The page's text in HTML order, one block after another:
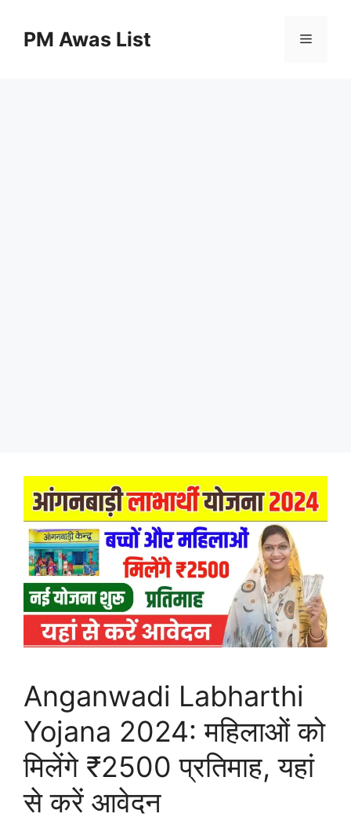
PM Awas List Menu
Anganwadi Labharthi
Yojana 2024: महिलाओं को
मिलेंगे ₹2500 प्रतिमाह, यहां
से करें आवेदन